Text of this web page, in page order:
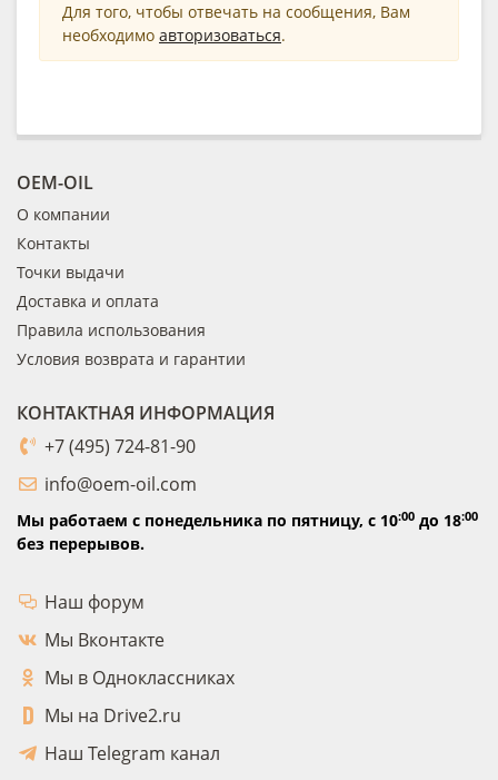
Для того, чтобы отвечать на сообщения, Вам
необходимо авторизоваться.
OEM-OIL
О компании
Контакты
Точки выдачи
Доставка и оплата
Правила использования
Условия возврата и гарантии
КОНТАКТНАЯ ИНФОРМАЦИЯ
+7 (495) 724-81-90
info@oem-oil.com
Мы работаем с понедельника по пятницу, с 10:00 до 18:00
без перерывов.
Наш форум
Мы Вконтакте
Мы в Одноклассниках
Мы на Drive2.ru
Наш Telegram канал